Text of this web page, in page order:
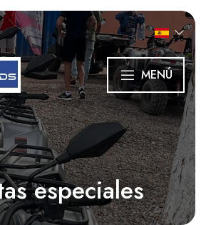
MENÚ
especiales